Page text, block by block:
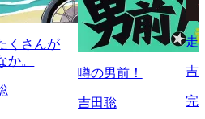
くさんが
か。
噂の男前！
吉田聡
走
吉
完